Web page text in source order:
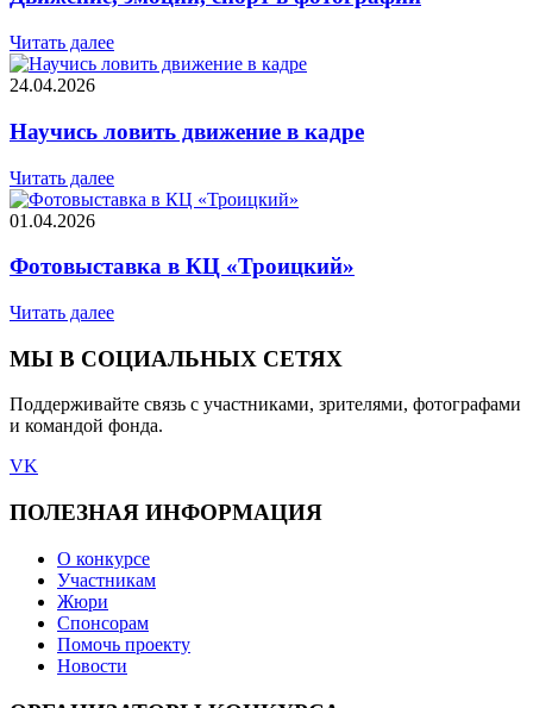
Читать далее
24.04.2026
Научись ловить движение в кадре
Читать далее
01.04.2026
Фотовыставка в КЦ «Троицкий»
Читать далее
МЫ В СОЦИАЛЬНЫХ СЕТЯХ
Поддерживайте связь с участниками, зрителями, фотографами
и командой фонда.
VK
ПОЛЕЗНАЯ ИНФОРМАЦИЯ
О конкурсе
Участникам
Жюри
Спонсорам
Помочь проекту
Новости